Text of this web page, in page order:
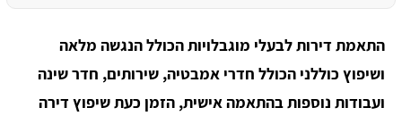
התאמת דירות לבעלי מוגבלויות הכולל הנגשה מלאה
ושיפוץ כוללני הכולל חדרי אמבטיה, שירותים, חדר שינה
ועבודות נוספות בהתאמה אישית, הזמן כעת שיפוץ דירה